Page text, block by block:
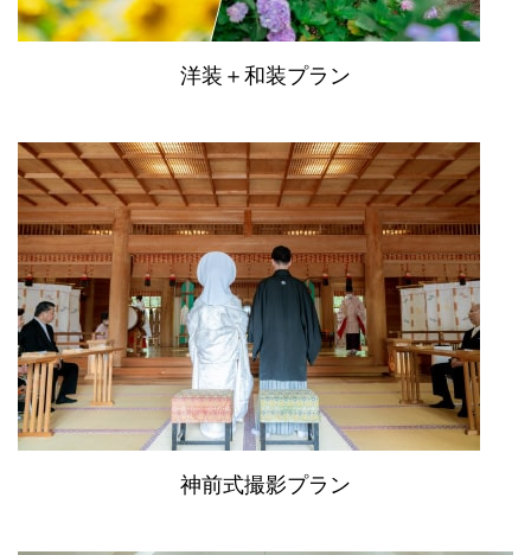
洋装＋和装プラン
神前式撮影プラン